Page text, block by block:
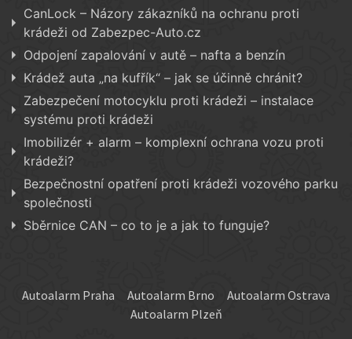
CanLock – Názory zákazníků na ochranu proti
krádeži od Zabezpec-Auto.cz
Odpojení zapalování v autě – nafta a benzín
Krádež auta „na kufřík“ – jak se účinně chránit?
Zabezpečení motocyklu proti krádeži – instalace
systému proti krádeži
Imobilizér + alarm – komplexní ochrana vozu proti
krádeži?
Bezpečnostní opatření proti krádeži vozového parku
společnosti
Sběrnice CAN – co to je a jak to funguje?
Autoalarm Praha Autoalarm Brno
Autoalarm Ostrava
Autoalarm Plzeň